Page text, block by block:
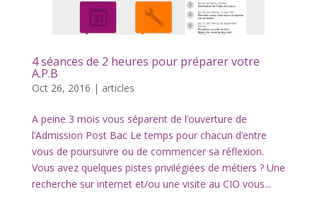
4 séances de 2 heures pour préparer votre
A.P.B
Oct 26, 2016 | articles
A peine 3 mois vous séparent de l’ouverture de
l’Admission Post Bac Le temps pour chacun d’entre
vous de poursuivre ou de commencer sa réflexion.
Vous avez quelques pistes privilégiées de métiers ? Une
recherche sur internet et/ou une visite au CIO vous...